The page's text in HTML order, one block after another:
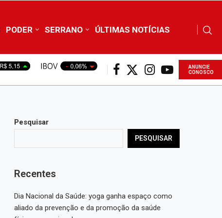
PODER SERRANO ÚLTIMAS NOTÍCIAS
ANUNCIE
CONOSCO
Pesquisar
PESQUISAR
Recentes
Dia Nacional da Saúde: yoga ganha espaço como
aliado da prevenção e da promoção da saúde